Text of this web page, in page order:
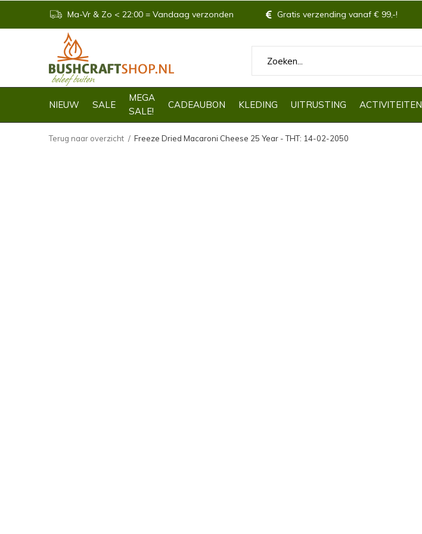
NIEUW SALE
MEGA
SALE!
CADEAUBON KLEDING UITRUSTING ACTIVITEITEN
Ma-Vr & Zo < 22:00 = Vandaag verzonden Gratis verzending vanaf € 99,-!
Terug naar overzicht Freeze Dried Macaroni Cheese 25 Year - THT: 14-02-2050